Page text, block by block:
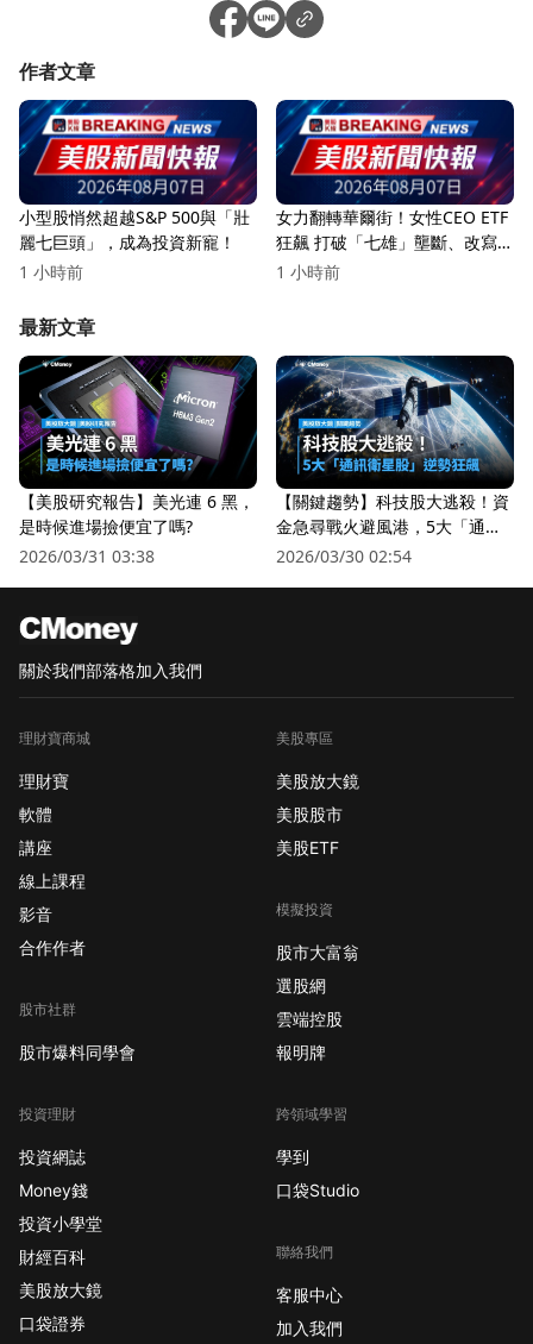
作者文章
小型股悄然超越S&P 500與「壯
麗七巨頭」，成為投資新寵！
1 小時前
女力翻轉華爾街！女性CEO ETF
狂飆 打破「七雄」壟斷、改寫
美股權力版圖
1 小時前
最新文章
【美股研究報告】美光連 6 黑，
是時候進場撿便宜了嗎?
2026/03/31 03:38
【關鍵趨勢】科技股大逃殺！資
金急尋戰火避風港，5大「通訊
衛星股」逆勢狂飆
2026/03/30 02:54
關於我們部落格加入我們
理財寶商城
理財寶
軟體
講座
線上課程
影音
合作作者
股市社群
股市爆料同學會
投資理財
投資網誌
Money錢
投資小學堂
財經百科
美股放大鏡
口袋證券
美股專區
美股放大鏡
美股股市
美股ETF
模擬投資
股市大富翁
選股網
雲端控股
報明牌
跨領域學習
學到
口袋Studio
聯絡我們
客服中心
加入我們